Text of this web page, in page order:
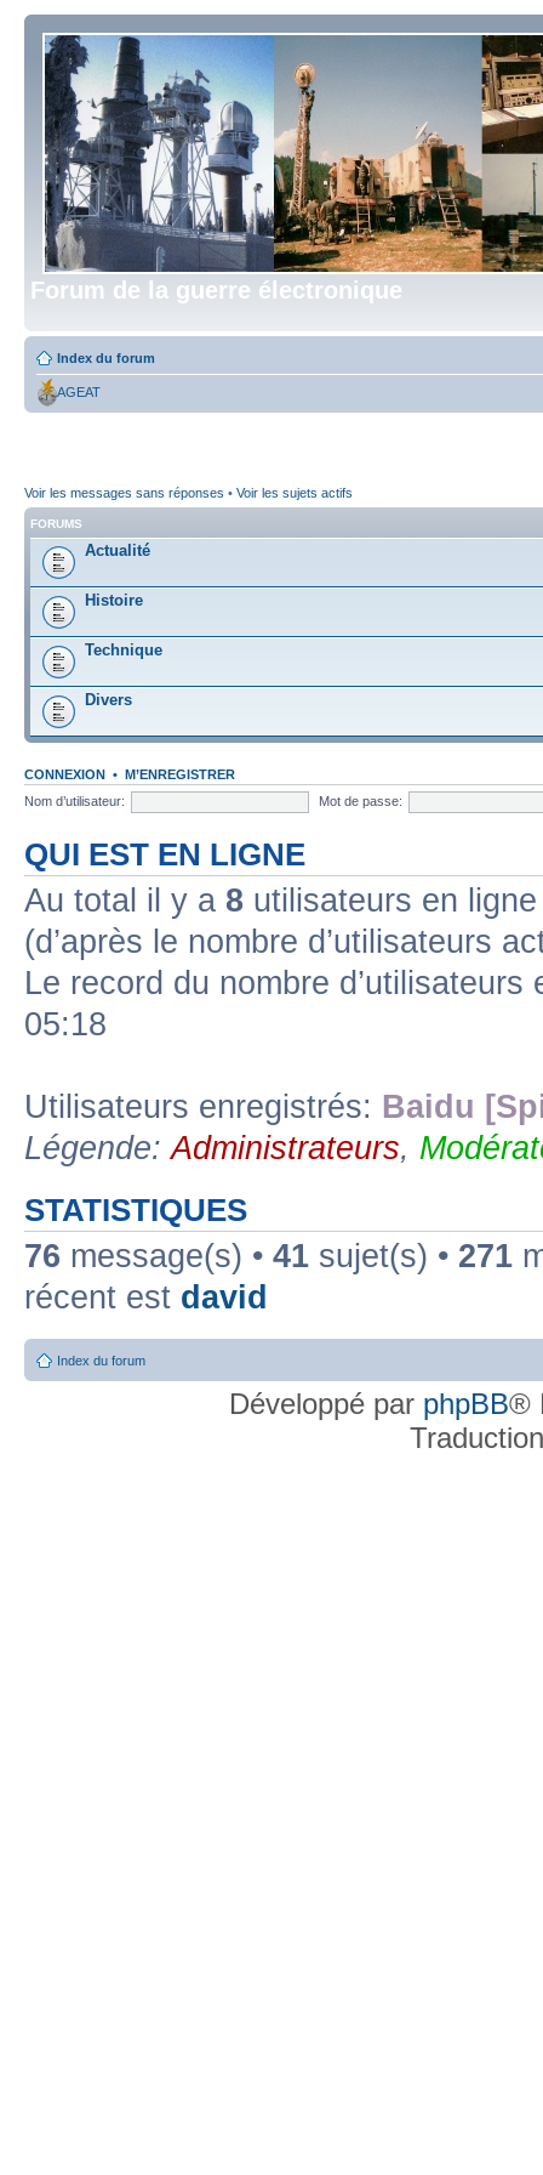
Forum de la guerre électronique
Index du forum
AGEAT
Voir les messages sans réponses • Voir les sujets actifs
FORUMS
Actualité
Histoire
Technique
Divers
CONNEXION • M’ENREGISTRER
Nom d’utilisateur:
Mot de passe:
QUI EST EN LIGNE
Au total il y a 8 utilisateurs en
(d’après le nombre d’utilisateurs
Le record du nombre
05:18
Utilisateurs enregistrés: Baidu
Légende:Administrateurs,
STATISTIQUES
76 message(s) • 41 sujet(s) • 271
récent est david
Index du forum
Développé par phpBB®